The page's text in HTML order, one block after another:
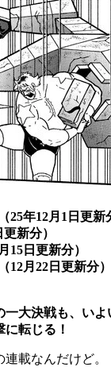
年12月1日更新
新分）
15日更新分）
月22日更新分）
大決戦も、い
転じる！
連載なんだけど。